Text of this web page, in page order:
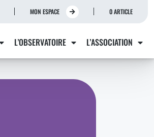
MON ESPACE 0 ARTICLE
L’OBSERVATOIRE L’ASSOCIATION